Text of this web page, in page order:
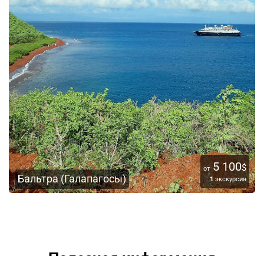
Бальтра (Галапагосы)
от5 100$
1экскурсия